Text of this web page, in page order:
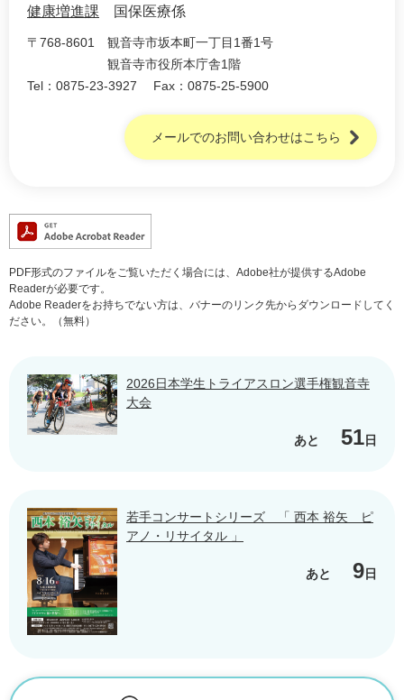
健康増進課 国保医療係
〒768-8601
観音寺市坂本町一丁目1番1号
観音寺市役所本庁舎1階
Tel：0875-23-3927
Fax：0875-25-5900
メールでのお問い合わせはこちら
PDF形式のファイルをご覧いただく場合には、Adobe社が提供するAdobe
Readerが必要です。
Adobe Readerをお持ちでない方は、バナーのリンク先からダウンロードしてく
ださい。（無料）
2026日本学生トライアスロン選手権観音寺
大会
あと 51日
若手コンサートシリーズ 「 西本 裕矢 ピ
アノ・リサイタル 」
あと 9日